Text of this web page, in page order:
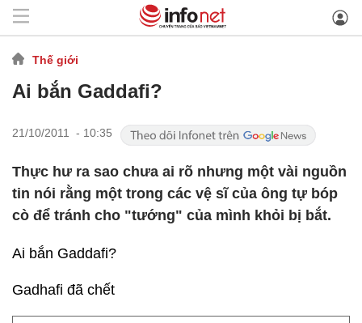
Thế giới
Ai bắn Gaddafi?
21/10/2011 - 10:35
Thực hư ra sao chưa ai rõ nhưng một vài nguồn
tin nói rằng một trong các vệ sĩ của ông tự bóp
cò để tránh cho "tướng" của mình khỏi bị bắt.
Ai bắn Gaddafi?
Gadhafi đã chết